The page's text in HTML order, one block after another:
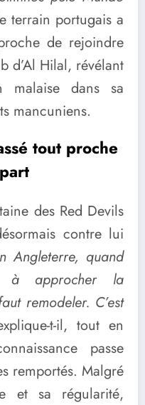
terrain portugais a
de rejoindre
d’Al Hilal, révélant
malaise dans sa
mancuniens.
tout proche
des Red Devils
contre lui
Angleterre, quand
à approcher la
remodeler. C’est
t-il, tout en
passe
remportés. Malgré
et sa régularité,